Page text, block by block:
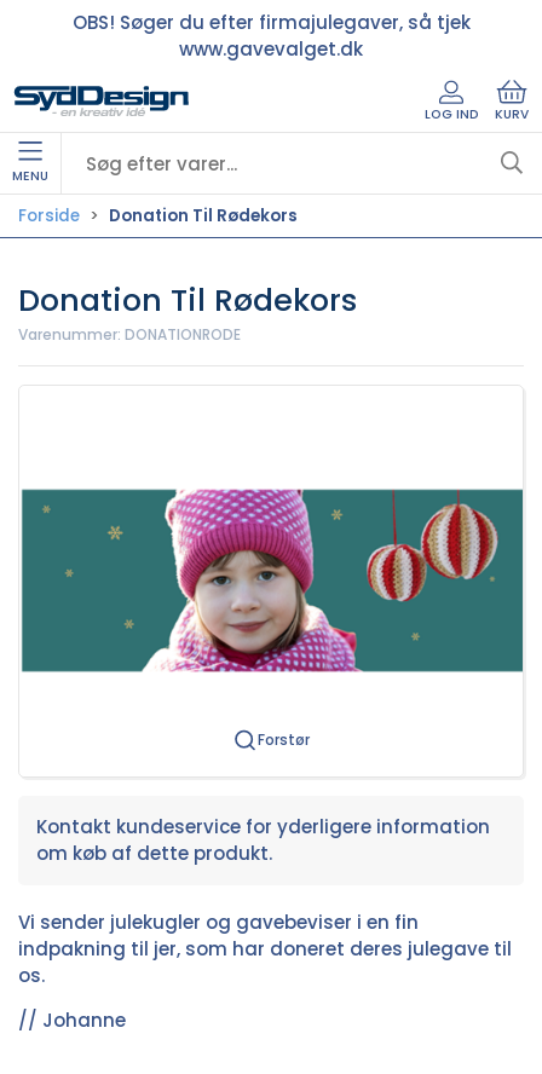
OBS! Søger du efter firmajulegaver, så tjek
www.gavevalget.dk
LOG IND KURV
MENU
Forside Donation Til Rødekors
Donation Til Rødekors
Varenummer: DONATIONRODE
Forstør
Kontakt kundeservice for yderligere information
om køb af dette produkt.
Vi sender julekugler og gavebeviser i en fin
indpakning til jer, som har doneret deres julegave til
os.
// Johanne